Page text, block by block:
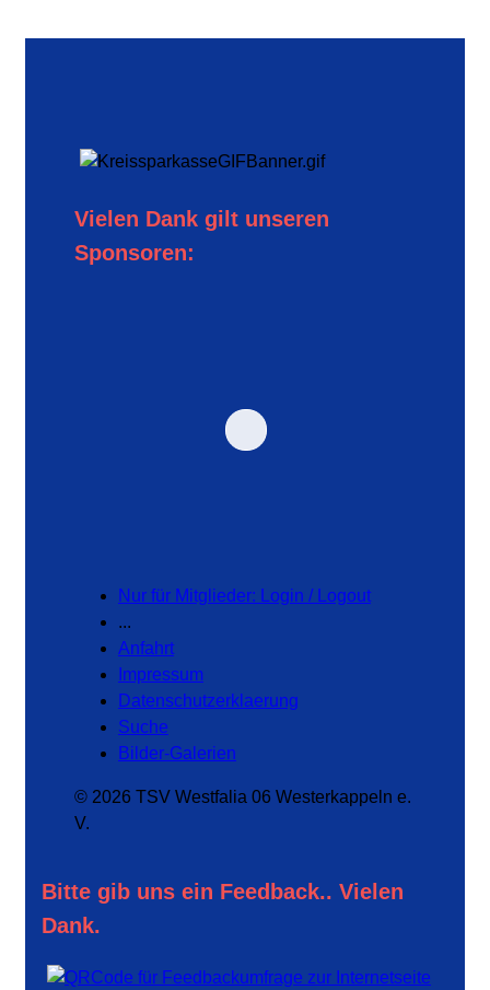
Vielen Dank gilt unseren
Sponsoren:
Nur für Mitglieder: Login / Logout
...
Anfahrt
Impressum
Datenschutzerklaerung
Suche
Bilder-Galerien
© 2026 TSV Westfalia 06 Westerkappeln e.
V.
Bitte gib uns ein Feedback.. Vielen
Dank.